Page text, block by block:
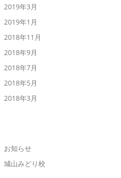
2019年3月
2019年1月
2018年11月
2018年9月
2018年7月
2018年5月
2018年3月
お知らせ
城山みどり校